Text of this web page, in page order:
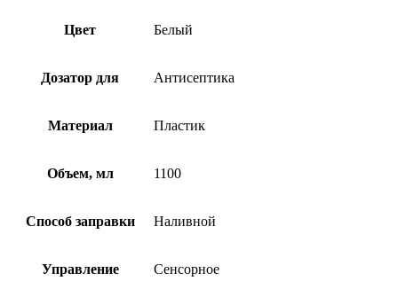
Цвет Белый
Дозатор для Антисептика
Материал Пластик
Объем, мл 1100
Способ заправки Наливной
Управление Сенсорное